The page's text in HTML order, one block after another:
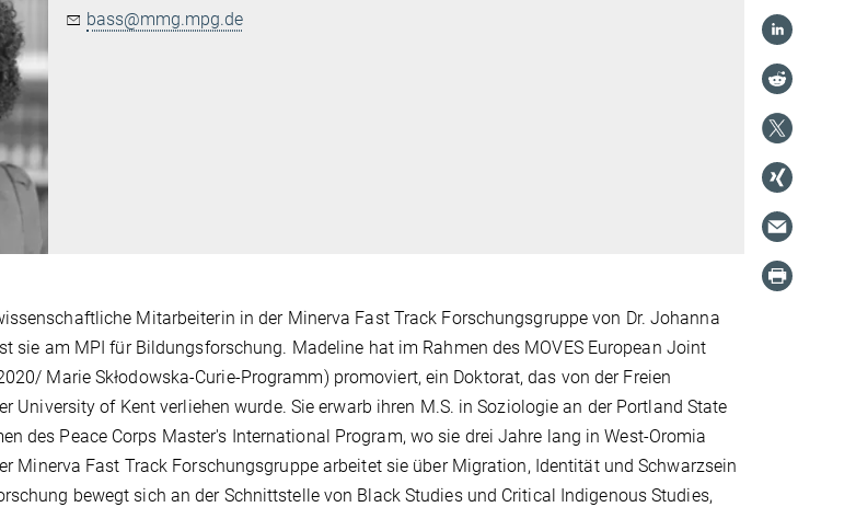
bass@mmg.mpg.de
Mitarbeiterin in der Minerva Fast Track Forschungsgruppe von Dr. Johanna
sie am MPI für Bildungsforschung. Madeline hat im Rahmen des MOVES European Joint
Marie Skłodowska-Curie-Programm) promoviert, ein Doktorat, das von der Freien
University of Kent verliehen wurde. Sie erwarb ihren M.S. in Soziologie an der Portland State
des Peace Corps Master's International Program, wo sie drei Jahre lang in West-Oromia
Minerva Fast Track Forschungsgruppe arbeitet sie über Migration, Identität und Schwarzsein
bewegt sich an der Schnittstelle von Black Studies und Critical Indigenous Studies,